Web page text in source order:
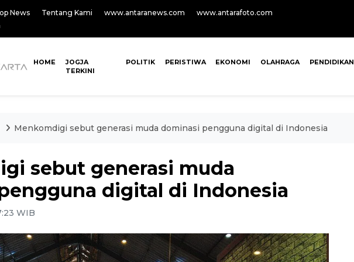
News Tentang Kami www.antaranews.com
www.antarafoto.com
HOME
JOGJA
TERKINI
POLITIK PERISTIWA EKONOMI OLAHRAGA PENDIDIKAN
Menkomdigi sebut generasi muda dominasi pengguna digital di Indonesia
sebut generasi muda
digital di Indonesia
WIB